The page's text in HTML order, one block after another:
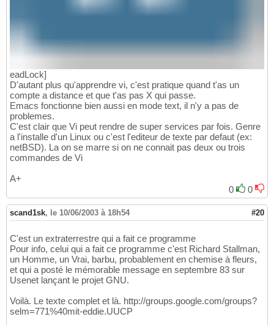
eadLock]
D'autant plus qu'apprendre vi, c'est pratique quand t'as un
compte a distance et que t'as pas X qui passe.
Emacs fonctionne bien aussi en mode text, il n'y a pas de
problemes.
C'est clair que Vi peut rendre de super services par fois. Genre
a l'installe d'un Linux ou c'est l'editeur de texte par defaut (ex:
netBSD). La on se marre si on ne connait pas deux ou trois
commandes de Vi
A+
0
0
scand1sk, le 10/06/2003 à 18h54 #20
C'est un extraterrestre qui a fait ce programme
Pour info, celui qui a fait ce programme c'est Richard Stallman,
un Homme, un Vrai, barbu, probablement en chemise à fleurs,
et qui a posté le mémorable message en septembre 83 sur
Usenet lançant le projet GNU.
Voilà. Le texte complet et là. http://groups.google.com/groups?
selm=771%40mit-eddie.UUCP